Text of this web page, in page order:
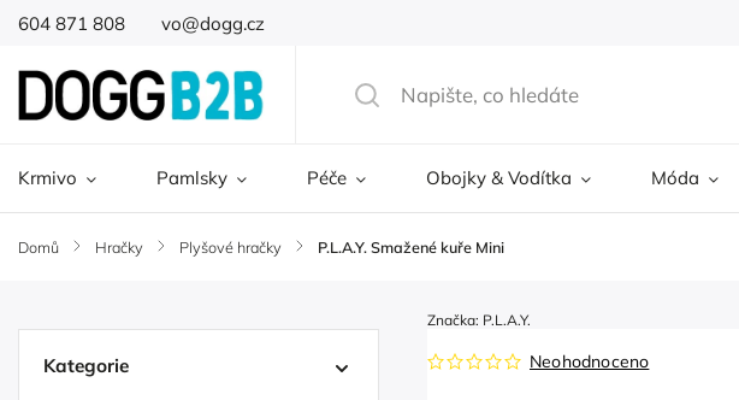
604 871 808 vo@dogg.cz
Krmivo Pamlsky Péče Obojky & Vodítka Móda
Domů / Hračky / Plyšové hračky / P.L.A.Y. Smažené kuře Mini
Kategorie Neohodnoceno
Značka: P.L.A.Y.